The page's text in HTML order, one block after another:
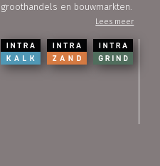
groothandels en bouwmarkten.
Lees meer